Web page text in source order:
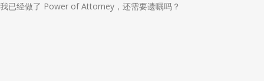
我已经做了 Power of Attorney，还需要遗嘱吗？